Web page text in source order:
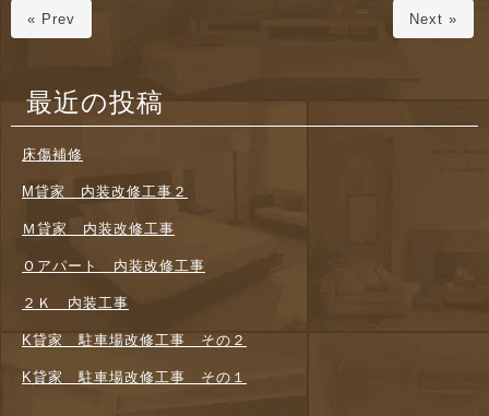
« Prev Next »
最近の投稿
床傷補修
M貸家 内装改修工事２
Ｍ貸家 内装改修工事
Ｏアパート 内装改修工事
２Ｋ 内装工事
K貸家 駐車場改修工事 その２
K貸家 駐車場改修工事 その１